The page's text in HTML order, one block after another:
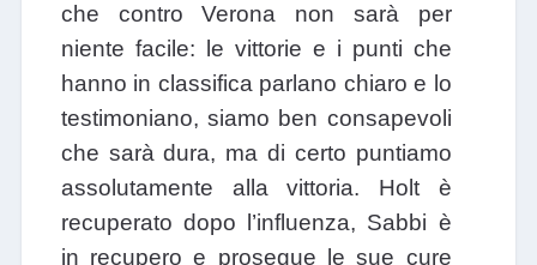
che contro Verona non sarà per
niente facile: le vittorie e i punti che
hanno in classifica parlano chiaro e lo
testimoniano, siamo ben consapevoli
che sarà dura, ma di certo puntiamo
assolutamente alla vittoria. Holt è
recuperato dopo l’influenza, Sabbi è
in recupero e prosegue le sue cure